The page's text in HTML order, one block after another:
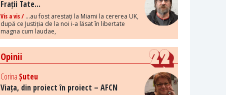
Frații Tate...
Vis a vis / ...au fost arestați la Miami la cererea UK,
după ce Justiția de la noi i-a lăsat în libertate
magna cum laudae,
Opinii
CorinaȘuteu
Viața, din proiect în proiect – AFCN